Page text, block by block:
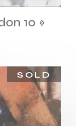
10 »
SOLD